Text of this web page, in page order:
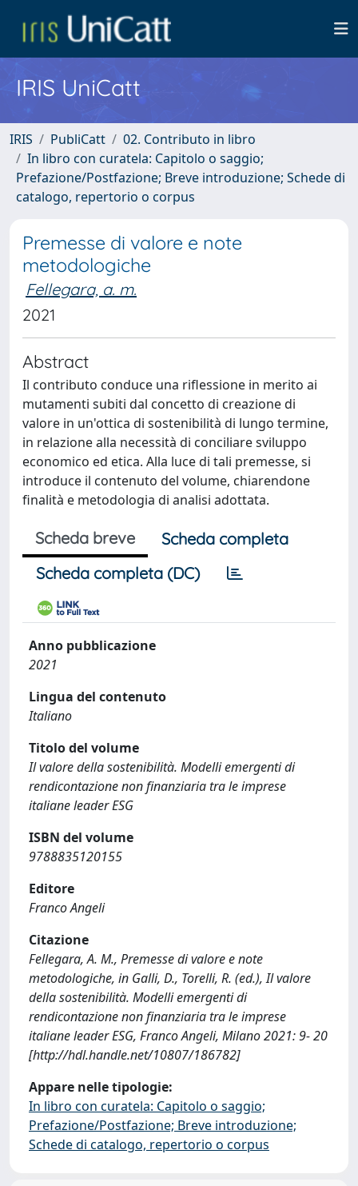
IRIS UniCatt
IRIS PubliCatt
02. Contributo in libro
In libro con curatela: Capitolo o saggio;
Prefazione/Postfazione; Breve introduzione; Schede di
catalogo, repertorio o corpus
Premesse di valore e note
metodologiche
Fellegara, a. m.
2021
Abstract
Il contributo conduce una riflessione in merito ai
mutamenti subiti dal concetto di creazione di
valore in un'ottica di sostenibilità di lungo termine,
in relazione alla necessità di conciliare sviluppo
economico ed etica. Alla luce di tali premesse, si
introduce il contenuto del volume, chiarendone
finalità e metodologia di analisi adottata.
Scheda breve
Scheda completa
Scheda completa (DC)
Anno pubblicazione
2021
Lingua del contenuto
Italiano
Titolo del volume
Il valore della sostenibilità. Modelli emergenti di
rendicontazione non finanziaria tra le imprese
italiane leader ESG
ISBN del volume
9788835120155
Editore
Franco Angeli
Citazione
Fellegara, A. M., Premesse di valore e note
metodologiche, in Galli, D., Torelli, R. (ed.), Il valore
della sostenibilità. Modelli emergenti di
rendicontazione non finanziaria tra le imprese
italiane leader ESG, Franco Angeli, Milano 2021: 9- 20
[http://hdl.handle.net/10807/186782]
Appare nelle tipologie:
In libro con curatela: Capitolo o saggio;
Prefazione/Postfazione; Breve introduzione;
Schede di catalogo, repertorio o corpus